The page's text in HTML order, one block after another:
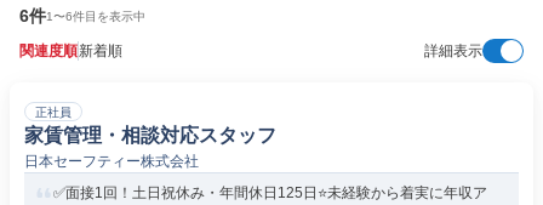
6件1〜6件目を表示中
関連度順新着順 詳細表示
正社員
家賃管理・相談対応スタッフ
日本セーフティー株式会社
✅️面接1回！土日祝休み・年間休日125日⭐️未経験から着実に年収ア